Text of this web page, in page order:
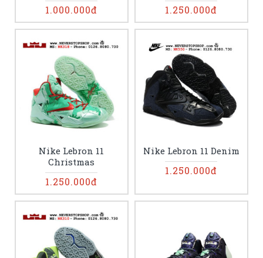
1.000.000đ 1.250.000đ
Nike Lebron 11
Christmas
1.250.000đ
Nike Lebron 11 Denim
1.250.000đ